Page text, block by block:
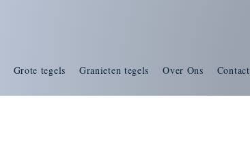
Grote tegels Granieten tegels Over Ons Contact